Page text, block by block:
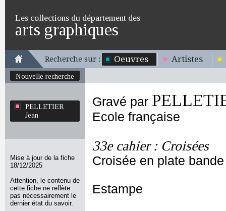
Les collections du département des
arts graphiques
Recherche sur : Oeuvres Artistes
Nouvelle recherche
PELLETIER
Jean
Mise à jour de la fiche
18/12/2025
Attention, le contenu de
cette fiche ne reflète
pas nécessairement le
dernier état du savoir.
Gravé par
Ecole française
33e cahier : Croisées
Croisée en plate
Estampe